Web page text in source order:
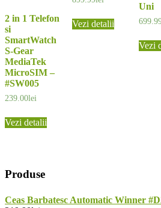
2 in 1 Telefon
si
SmartWatch
S-Gear
MediaTek
MicroSIM –
#SW005
239.00lei
Vezi detalii
Vezi detalii
Uni
Vezi
Produse
Ceas Barbatesc Automatic Winner